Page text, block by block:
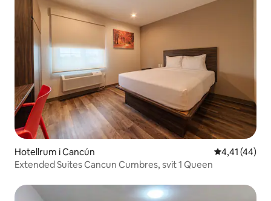
Hotellrum i Cancún 4,41 av 5 i
4,41 (44)
Extended Suites Cancun Cumbres, svit 1 Queen